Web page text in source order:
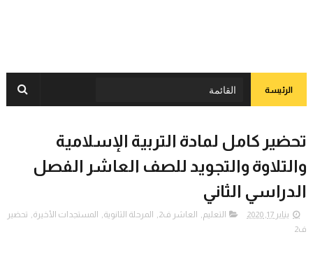
الرئيسة
تحضير كامل لمادة التربية الإسلامية
والتلاوة والتجويد للصف العاشر الفصل
الدراسي الثاني
يناير 17, 2020 التعليم, العاشر ف2 , المرحلة الثانوية, المستجدات الأخيرة, تحضير
ف2